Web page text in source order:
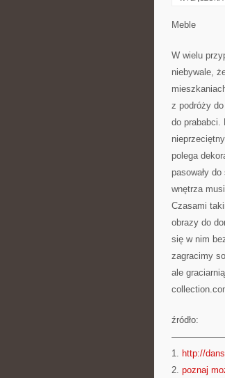
Meble
W wielu
niebywale,
z podróży
do prababci.
polega
pasowały
wnętrza
Czasami
obrazy do
się w nim
zagracimy
ale
źródło:
1. http://
2. poznaj